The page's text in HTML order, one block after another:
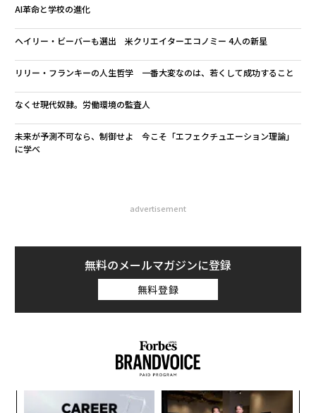
AI革命と学校の進化
ヘイリー・ビーバーも選出 米クリエイターエコノミー 4人の新星
リリー・フランキーの人生哲学 一番大変なのは、若くして成功すること
なくせ現代奴隷。労働環境の監査人
未来が予測不可なら、制御せよ 今こそ「エフェクチュエーション理論」
に学べ
advertisement
無料のメールマガジンに登録
無料登録